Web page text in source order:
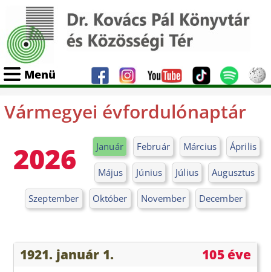
Menü
Vármegyei évfordulónaptár
2026 Január Február Március Április
Május Június Július Augusztus
Szeptember Október November December
1921. január 1. 105 éve